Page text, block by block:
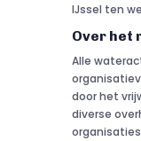
IJssel ten
Over het
Alle
door het
diverse